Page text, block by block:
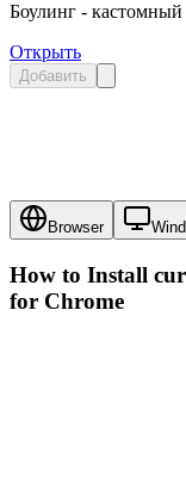
Боулинг - кастомный
Открыть
Добавить
Browser
How to Install
for Chrome